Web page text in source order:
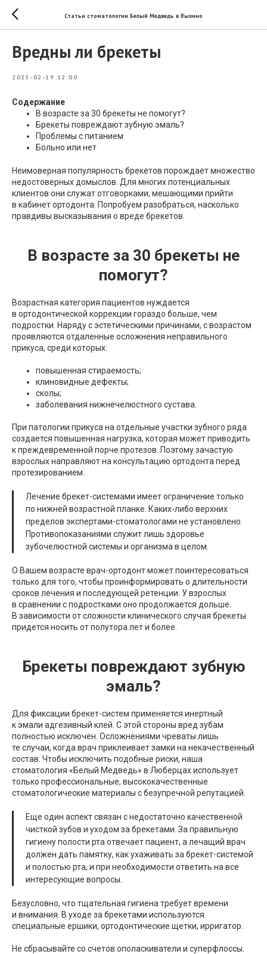
Статьи стоматологии Белый Медведь в Выхино
Вредны ли брекеты
2025-02-19 12:00
Содержание
В возрасте за 30 брекеты не помогут?
Брекеты повреждают зубную эмаль?
Проблемы с питанием
Больно или нет
Неимоверная популярность брекетов порождает множество
недостоверных домыслов. Для многих потенциальных
клиентов они служат отговорками, мешающими прийти
в кабинет ортодонта. Попробуем разобраться, насколько
правдивы высказывания о вреде брекетов.
В возрасте за 30 брекеты не
помогут?
Возрастная категория пациентов нуждается
в ортодонтической коррекции гораздо больше, чем
подростки. Наряду с эстетическими причинами, с возрастом
проявляются отдаленные осложнения неправильного
прикуса, среди которых:
повышенная стираемость;
клиновидные дефекты;
сколы;
заболевания нижнечелюстного сустава.
При патологии прикуса на отдельные участки зубного ряда
создается повышенная нагрузка, которая может приводить
к преждевременной порче протезов. Поэтому зачастую
взрослых направляют на консультацию ортодонта перед
протезированием.
Лечение брекет-системами имеет ограничение только
по нижней возрастной планке. Каких-либо верхних
пределов экспертами-стоматологами не установлено.
Противопоказаниями служит лишь здоровье
зубочелюстной системы и организма в целом.
О Вашем возрасте врач-ортодонт может поинтересоваться
только для того, чтобы проинформировать о длительности
сроков лечения и последующей ретенции. У взрослых
в сравнении с подростками оно продолжается дольше.
В зависимости от сложности клинического случая брекеты
придется носить от полутора лет и более.
Брекеты повреждают зубную
эмаль?
Для фиксации брекет-систем применяется инертный
к эмали адгезивный клей. С этой стороны вред зубам
полностью исключен. Осложнениями чреваты лишь
те случаи, когда врач приклеивает замки на некачественный
состав. Чтобы исключить подобные риски, наша
стоматология «Белый Медведь» в Люберцах использует
только профессиональные, высококачественные
стоматологические материалы с безупречной репутацией.
Еще один аспект связан с недостаточно качественной
чисткой зубов и уходом за брекетами. За правильную
гигиену полости рта отвечает пациент, а лечащий врач
должен дать памятку, как ухаживать за брекет-системой
и полостью рта, и при необходимости ответить на все
интересующие вопросы.
Безусловно, что тщательная гигиена требует времени
и внимания. В уходе за брекетами используются
специальные ершики, ортодонтические щетки, ирригатор.
Не сбрасывайте со счетов ополаскиватели и суперфлоссы.